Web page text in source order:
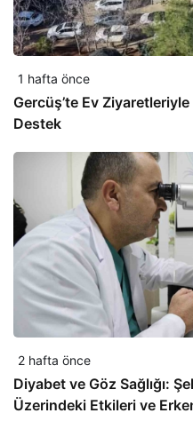
1 hafta önce
Gercüş’te Ev
Destek
2 hafta önce
Diyabet ve Göz Sağlığı:
Üzerindeki Etkileri ve